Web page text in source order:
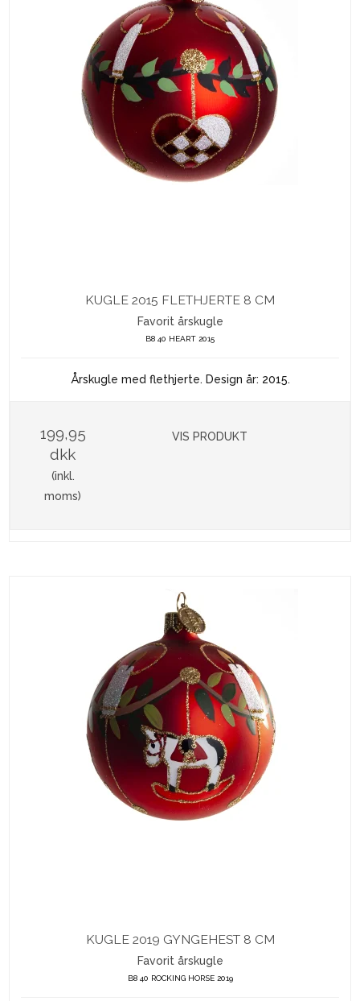
KUGLE 2015 FLETHJERTE 8 CM
Favorit årskugle
B8 40 HEART 2015
Årskugle med flethjerte. Design år: 2015.
199,95
dkk
(inkl.
moms)
VIS PRODUKT
KUGLE 2019 GYNGEHEST 8 CM
Favorit årskugle
B8 40 ROCKING HORSE 2019